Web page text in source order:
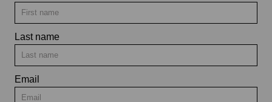
Last name
Email